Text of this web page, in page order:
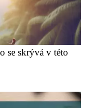
se skrývá v této